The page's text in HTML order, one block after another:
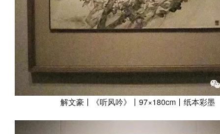
解文豪丨《听风吟》丨97×180cm丨纸本彩墨